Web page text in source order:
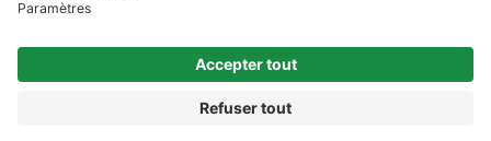
© Cherry For LifeScience 2026